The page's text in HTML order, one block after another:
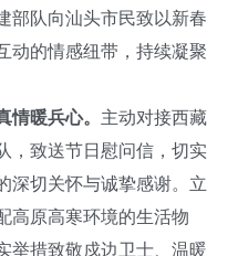
部队向汕头市民致以新春
动的情感纽带，持续凝聚
情暖兵心。 主动对接西藏
，致送节日慰问信，切实
深切关怀与诚挚感谢。立
高原高寒环境的生活物
举措致敬戍边卫士、温暖